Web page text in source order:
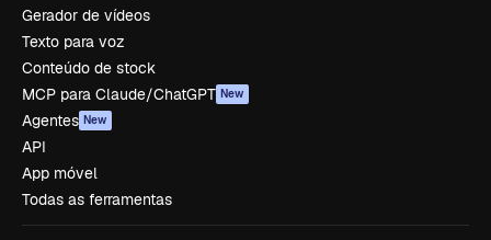
Gerador de vídeos
Texto para voz
Conteúdo de stock
MCP para Claude/ChatGPT New
Agentes New
API
App móvel
Todas as ferramentas